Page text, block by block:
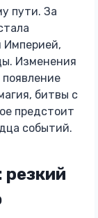
пути. За
Империей,
Изменения
битвы с
предстоит
событий.
резкий